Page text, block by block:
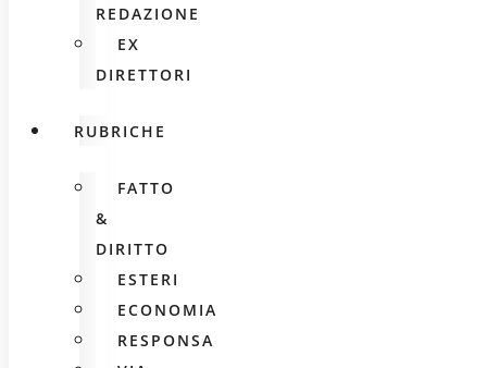
REDAZIONE
EX
DIRETTORI
RUBRICHE
FATTO
&
DIRITTO
ESTERI
ECONOMIA
RESPONSA